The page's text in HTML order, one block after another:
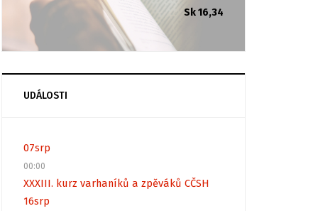
Sk 16,34
UDÁLOSTI
07srp
00:00
XXXIII. kurz varhaníků a zpěváků CČSH
16srp